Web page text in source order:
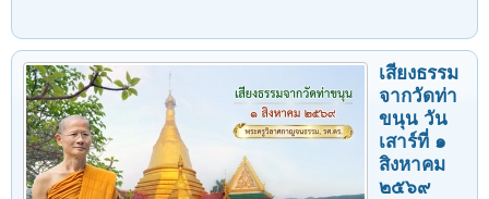
เสียงธรรม
จากวัดท่า
ขนุน วัน
เสาร์ที่ ๑
สิงหาคม
๒๕๖๙